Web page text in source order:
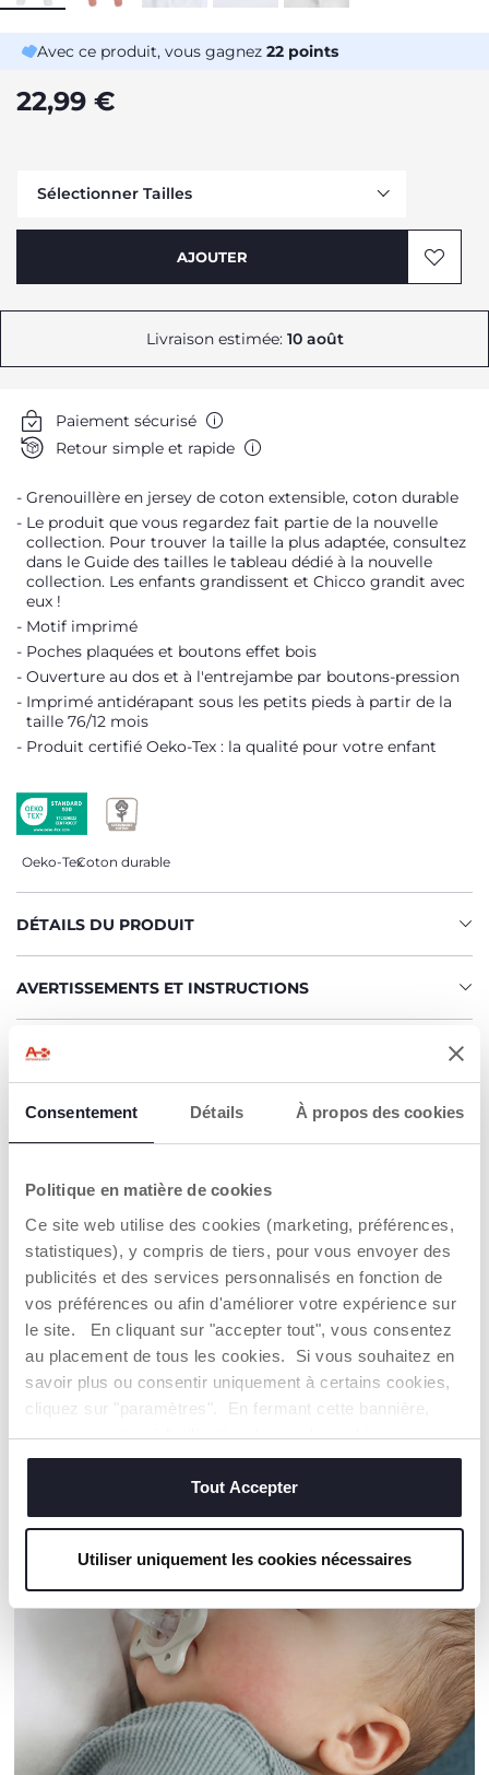
Consentement Détails À propos des cookies
Politique en matière de cookies
Ce site web utilise des cookies (marketing, préférences,
statistiques), y compris de tiers, pour vous envoyer des
publicités et des services personnalisés en fonction de
vos préférences ou afin d'améliorer votre expérience sur
le site. En cliquant sur "accepter tout", vous consentez
au placement de tous les cookies. Si vous souhaitez en
savoir plus ou consentir uniquement à certains cookies,
cliquez sur "paramètres". En fermant cette bannière,
vous consentez à l'utilisation des seuls cookies
techniques, qui sont essentiels au service demandé.
Tout Accepter
Utiliser uniquement les cookies nécessaires
Avec ce produit, vous gagnez 22 points
22,99 €
Sélectionner Tailles
Me prévenir
Me prévenir
AJOUTER
Livraison estimée: 10 août
Paiement sécurisé
Retour simple et rapide
Grenouillère en jersey de coton extensible, coton durable
Le produit que vous regardez fait partie de la nouvelle
collection. Pour trouver la taille la plus adaptée, consultez
dans le Guide des tailles le tableau dédié à la nouvelle
collection. Les enfants grandissent et Chicco grandit avec
eux !
Motif imprimé
Poches plaquées et boutons effet bois
Ouverture au dos et à l'entrejambe par boutons-pression
Imprimé antidérapant sous les petits pieds à partir de la
taille 76/12 mois
Produit certifié Oeko-Tex : la qualité pour votre enfant
Oeko-TexCoton durable
DÉTAILS DU PRODUIT
AVERTISSEMENTS ET INSTRUCTIONS
CHICCO S'ENGAGE
Coton cultivé selon un programme dont l'objectif est de
social.
Toute la chaîne d'approvisionnement et de production fait
l'objet d'une traçabilité et des mêmes mesures de
durabilité.
Trouver un Revendeur
NOS RECOMMANDATIONS